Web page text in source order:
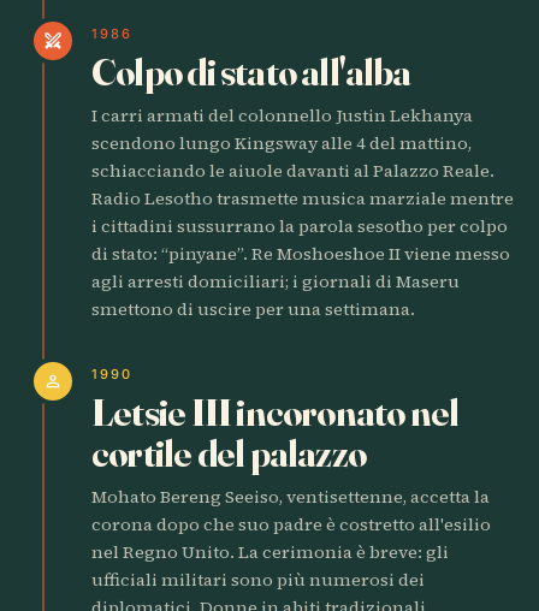
swords 1986
Colpo di stato all'alba
I carri armati del colonnello Justin Lekhanya
scendono lungo Kingsway alle 4 del mattino,
schiacciando le aiuole davanti al Palazzo Reale.
Radio Lesotho trasmette musica marziale mentre
i cittadini sussurrano la parola sesotho per colpo
di stato: “pinyane”. Re Moshoeshoe II viene messo
agli arresti domiciliari; i giornali di Maseru
smettono di uscire per una settimana.
person 1990
Letsie III incoronato nel
cortile del palazzo
Mohato Bereng Seeiso, ventisettenne, accetta la
corona dopo che suo padre è costretto all'esilio
nel Regno Unito. La cerimonia è breve: gli
ufficiali militari sono più numerosi dei